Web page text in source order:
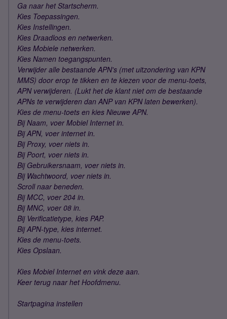
Ga naar het Startscherm.
Kies Toepassingen.
Kies Instellingen.
Kies Draadloos en netwerken.
Kies Mobiele netwerken.
Kies Namen toegangspunten.
Verwijder alle bestaande APN's (met uitzondering van KPN
MMS) door erop te tikken en te kiezen voor de menu-toets,
APN verwijderen. (Lukt het de klant niet om de bestaande
APNs te verwijderen dan ANP van KPN laten bewerken).
Kies de menu-toets en kies Nieuwe APN.
Bij Naam, voer Mobiel Internet in.
Bij APN, voer internet in.
Bij Proxy, voer niets in.
Bij Poort, voer niets in.
Bij Gebruikersnaam, voer niets in.
Bij Wachtwoord, voer niets in.
Scroll naar beneden.
Bij MCC, voer 204 in.
Bij MNC, voer 08 in.
Bij Verificatietype, kies PAP.
Bij APN-type, kies internet.
Kies de menu-toets.
Kies Opslaan.
Kies Mobiel Internet en vink deze aan.
Keer terug naar het Hoofdmenu.
Startpagina instellen